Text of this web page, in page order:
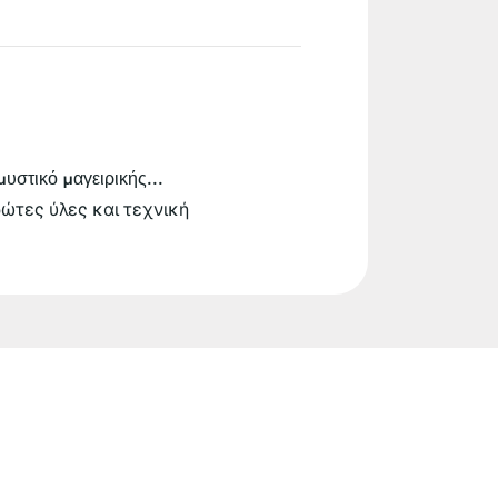
μαγειρικής...
ύλες και τεχνική